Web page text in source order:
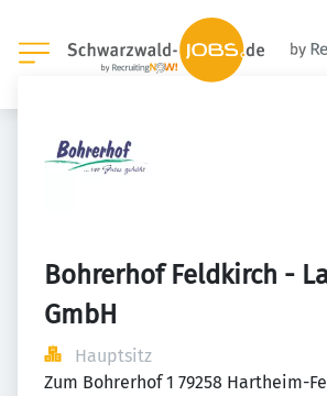
Bohrerhof Feldkirch -
GmbH
Hauptsitz
Zum Bohrerhof 1 79258 Hartheim-